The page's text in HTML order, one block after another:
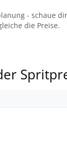
- schaue dir
die Preise.